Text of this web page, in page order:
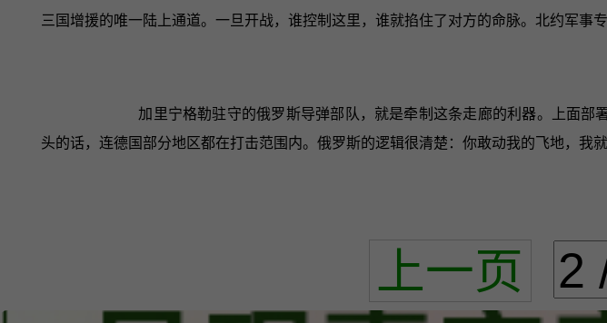
三国增援的唯一陆上通道。一旦开战，谁控制这里，谁就掐住了对方的命脉。北约军事
加里宁格勒驻守的俄罗斯导弹部队，就是牵制这条走廊的利器。上面
头的话，连德国部分地区都在打击范围内。俄罗斯的逻辑很清楚：你敢动我的飞地，我
上一页